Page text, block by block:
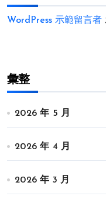
WordPress 示範留言者
彙整
2026 年 5 月
2026 年 4 月
2026 年 3 月